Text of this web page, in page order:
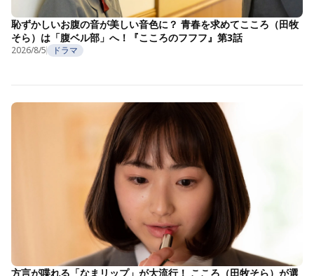
恥ずかしいお腹の音が美しい音色に？ 青春を求めてこころ（田牧
そら）は「腹ベル部」へ！『こころのフフフ』第3話
2026/8/5 ドラマ
方言が喋れる「なまリップ」が大流行！ こころ（田牧そら）が選